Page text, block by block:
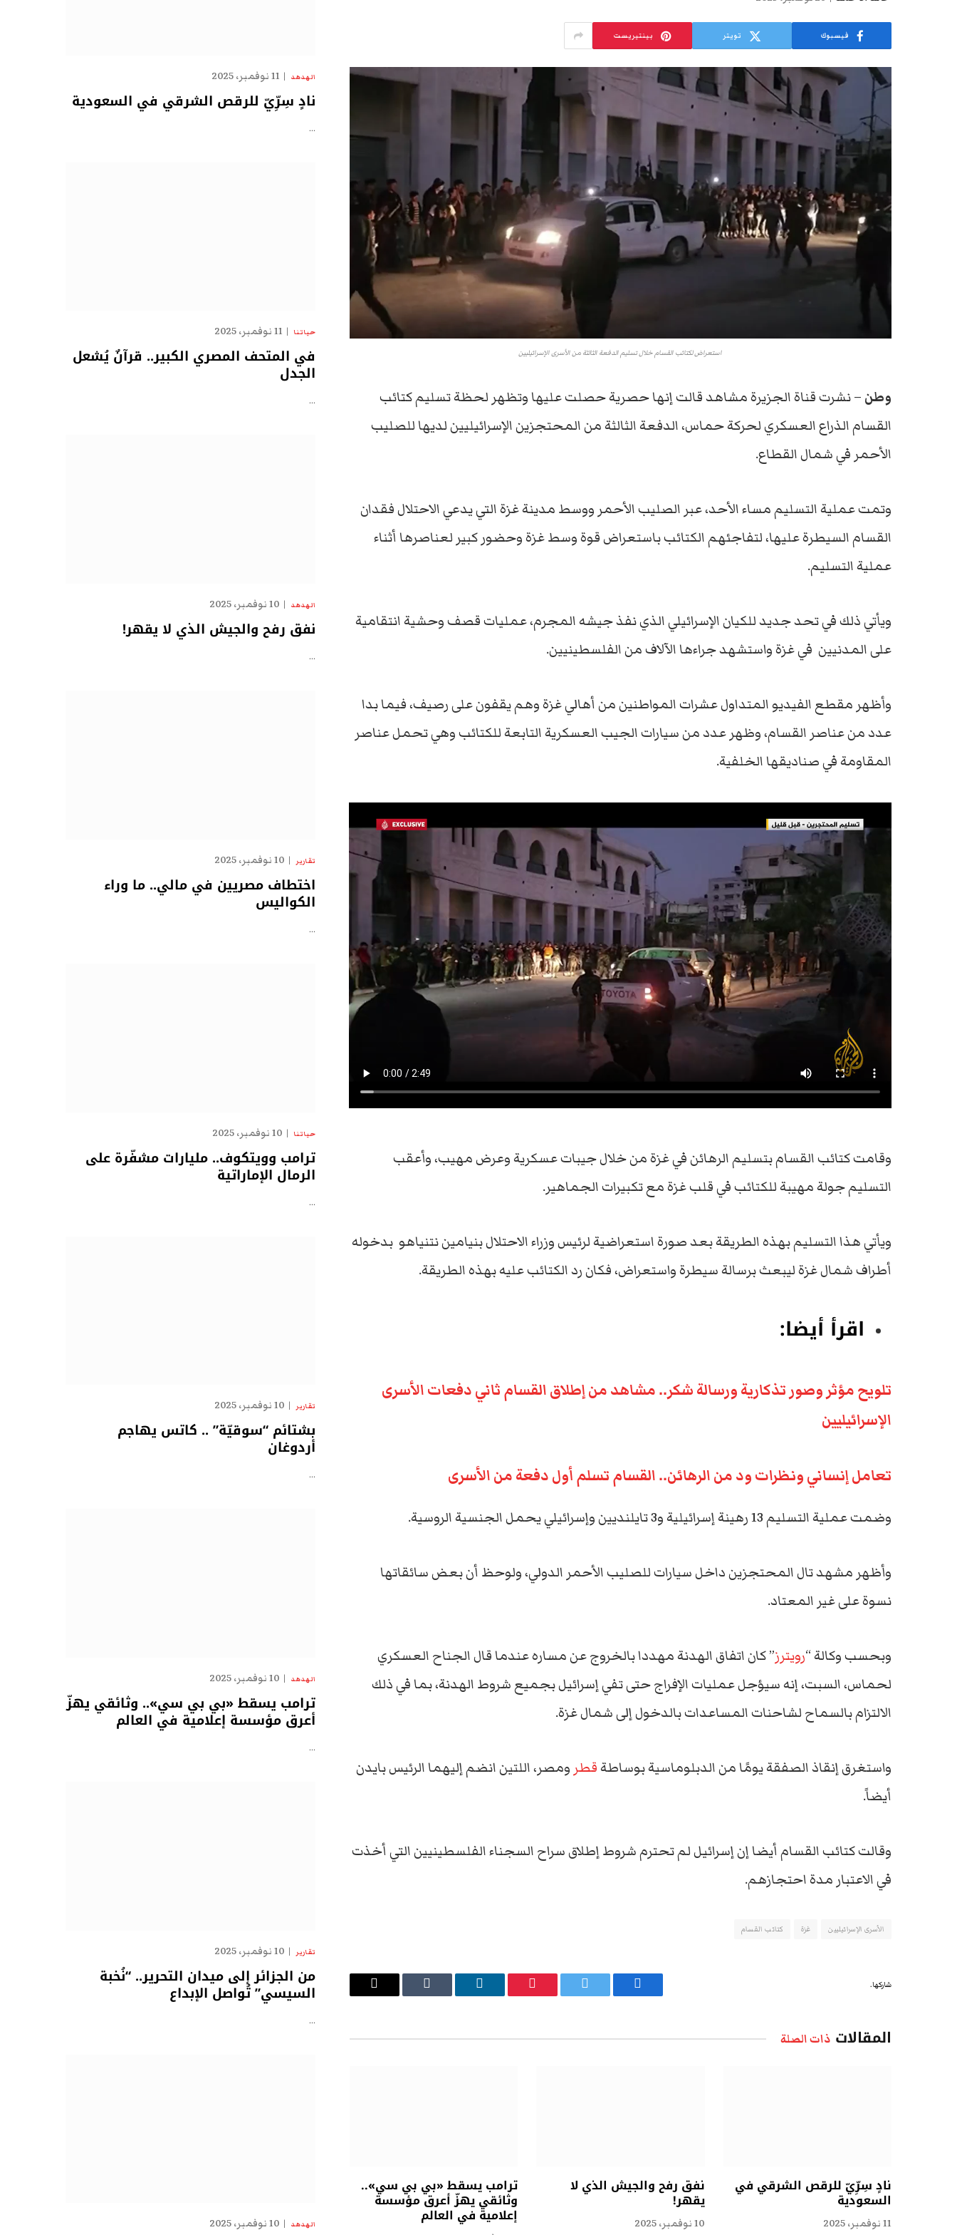
فيسبوك تويتر بينتيريست
استعراض لكتائب القسام خلال تسليم الدفعة الثالثة من الأسرى الإسرائيليين
وطن – نشرت قناة الجزيرة مشاهد قالت إنها حصرية حصلت عليها وتظهر لحظة تسليم كتائب
القسام الذراع العسكري لحركة حماس، الدفعة الثالثة من المحتجزين الإسرائيليين لديها للصليب
الأحمر في شمال القطاع.
وتمت عملية التسليم مساء الأحد، عبر الصليب الأحمر ووسط مدينة غزة التي يدعي الاحتلال فقدان
القسام السيطرة عليها، لتفاجئهم الكتائب باستعراض قوة وسط غزة وحضور كبير لعناصرها أثناء
عملية التسليم.
ويأتي ذلك في تحد جديد للكيان الإسرائيلي الذي نفذ جيشه المجرم، عمليات قصف وحشية انتقامية
على المدنيين في غزة واستشهد جراءها الآلاف من الفلسطينيين.
وأظهر مقطع الفيديو المتداول عشرات المواطنين من أهالي غزة وهم يقفون على رصيف، فيما بدا
عدد من عناصر القسام، وظهر عدد من سيارات الجيب العسكرية التابعة للكتائب وهي تحمل عناصر
المقاومة في صناديقها الخلفية.
وقامت كتائب القسام بتسليم الرهائن في غزة من خلال جيبات عسكرية وعرض مهيب، وأعقب
التسليم جولة مهيبة للكتائب في قلب غزة مع تكبيرات الجماهير.
ويأتي هذا التسليم بهذه الطريقة بعد صورة استعراضية لرئيس وزراء الاحتلال بنيامين نتنياهو بدخوله
أطراف شمال غزة ليبعث برسالة سيطرة واستعراض، فكان رد الكتائب عليه بهذه الطريقة.
اقرأ أيضا:
تلويح مؤثر وصور تذكارية ورسالة شكر.. مشاهد من إطلاق القسام ثاني دفعات الأسرى
الإسرائيليين
تعامل إنساني ونظرات ود من الرهائن.. القسام تسلم أول دفعة من الأسرى
وضمت عملية التسليم 13 رهينة إسرائيلية و3 تايلنديين وإسرائيلي يحمل الجنسية الروسية.
وأظهر مشهد تال المحتجزين داخل سيارات للصليب الأحمر الدولي، ولوحظ أن بعض سائقاتها
نسوة على غير المعتاد.
وبحسب وكالة “رويترز” كان اتفاق الهدنة مهددا بالخروج عن مساره عندما قال الجناح العسكري
لحماس، السبت، إنه سيؤجل عمليات الإفراج حتى تفي إسرائيل بجميع شروط الهدنة، بما في ذلك
الالتزام بالسماح لشاحنات المساعدات بالدخول إلى شمال غزة.
واستغرق إنقاذ الصفقة يومًا من الدبلوماسية بوساطةقطر ومصر، اللتين انضم إليهما الرئيس بايدن
أيضاً.
وقالت كتائب القسام أيضا إن إسرائيل لم تحترم شروط إطلاق سراح السجناء الفلسطينيين التي أخذت
في الاعتبار مدة احتجازهم.
الأسرى الإسرائيليين غزة كتائب القسام
شاركها.
فيسبوك تويتر بينتيريست لينكدإن Tumblr
البريد
المقالات ذات الصلة
نادٍ سِرِّيّ للرقص الشرقي في
السعودية
11 نوفمبر، 2025
نفق رفح والجيش الذي لا
يقهر!
10 نوفمبر، 2025
ترامب يسقط «بي بي سي»..
وثائقي يهزّ أعرق مؤسسة
إعلامية في العالم
الهدهد 11 نوفمبر، 2025
نادٍ سِرِّيّ للرقص الشرقي في السعودية
…
حياتنا 11 نوفمبر، 2025
في المتحف المصري الكبير.. قرآنٌ يُشعل
الجدل
…
الهدهد 10 نوفمبر، 2025
نفق رفح والجيش الذي لا يقهر!
…
تقارير 10 نوفمبر، 2025
اختطاف مصريين في مالي.. ما وراء
الكواليس
…
حياتنا 10 نوفمبر، 2025
ترامب وويتكوف.. مليارات مشفّرة على
الرمال الإماراتية
…
تقارير 10 نوفمبر، 2025
بشتائم “سوقيّة” .. كاتس يهاجم
أردوغان
…
الهدهد 10 نوفمبر، 2025
ترامب يسقط «بي بي سي».. وثائقي يهزّ
أعرق مؤسسة إعلامية في العالم
…
تقارير 10 نوفمبر، 2025
من الجزائر إلى ميدان التحرير.. “نُخبة
السيسي” تُواصل الإبداع
…
الهدهد 10 نوفمبر، 2025